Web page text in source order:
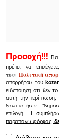
Προσοχή!!!
πρέπει να
τουςΠολιτική
απορρήτου του
ειδοποίηση ότι δεν
αυτή την περίπτωση,
ξαναπατήστε
επιλογή.Η
παραπάνω φόρμας,